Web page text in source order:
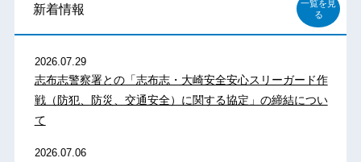
新着情報
一覧を見
る
2026.07.29
志布志警察署との「志布志・大崎安全安心スリーガード作
戦（防犯、防災、交通安全）に関する協定」の締結につい
て
2026.07.06